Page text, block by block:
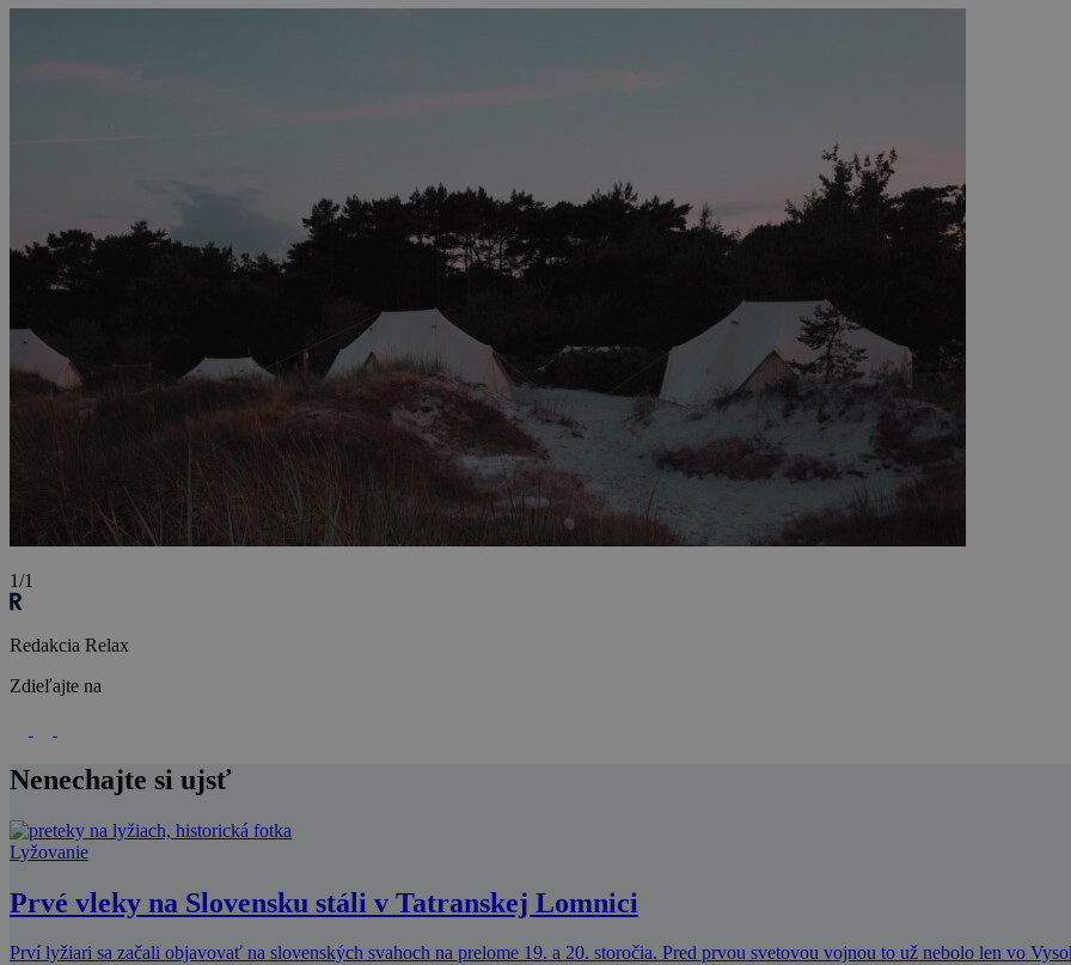
1/1
Redakcia Relax
Zdieľajte na
Nenechajte si ujsť
Lyžovanie
Prvé vleky na Slovensku stáli v Tatranskej Lomnici
Prví lyžiari sa začali objavovať na slovenských svahoch na prelome 19. a 20. storočia. Pred prvou svetovou vojnou to už nebolo len vo